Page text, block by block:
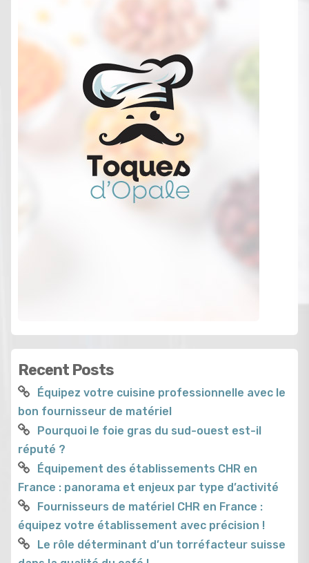
Recent Posts
Équipez votre cuisine professionnelle avec le
bon fournisseur de matériel
Pourquoi le foie gras du sud-ouest est-il
réputé ?
Équipement des établissements CHR en
France : panorama et enjeux par type d’activité
Fournisseurs de matériel CHR en France :
équipez votre établissement avec précision !
Le rôle déterminant d’un torréfacteur suisse